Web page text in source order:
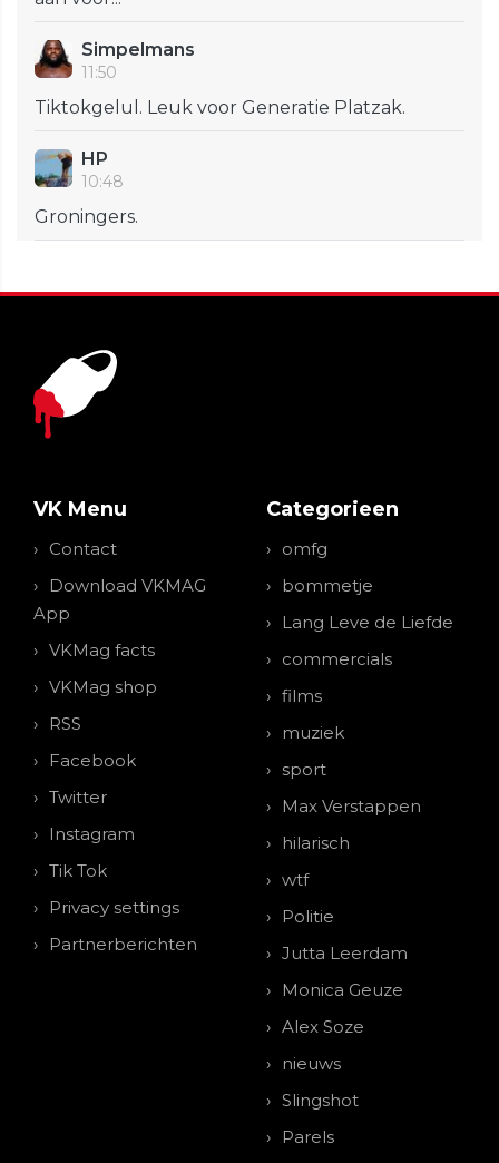
Simpelmans
11:50
Tiktokgelul. Leuk voor Generatie Platzak.
HP
10:48
Groningers.
VK Menu
Contact
Download VKMAG
App
VKMag facts
VKMag shop
RSS
Facebook
Twitter
Instagram
Tik Tok
Privacy settings
Partnerberichten
Categorieen
omfg
bommetje
Lang Leve de Liefde
commercials
films
muziek
sport
Max Verstappen
hilarisch
wtf
Politie
Jutta Leerdam
Monica Geuze
Alex Soze
nieuws
Slingshot
Parels